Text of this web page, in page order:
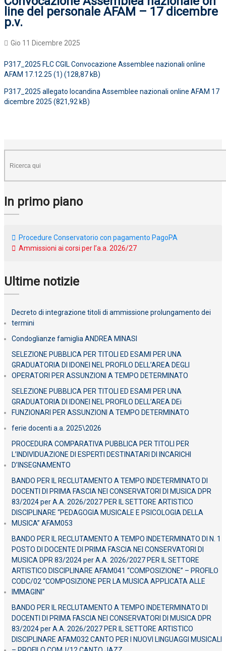
line del personale AFAM – 17 dicembre
p.v.
Gio 11 Dicembre 2025
P317_2025 FLC CGIL Convocazione Assemblee nazionali online
AFAM 17.12.25 (1)
P317_2025 allegato locandina Assemblee nazionali online AFAM 17
dicembre 2025
In primo piano
Procedure Conservatorio con pagamento PagoPA
Ammissioni ai corsi per l’a.a. 2026/27
Ultime notizie
Decreto di integrazione titoli di ammissione prolungamento dei
termini
Condoglianze famiglia ANDREA MINASI
SELEZIONE PUBBLICA PER TITOLI ED ESAMI PER UNA
GRADUATORIA DI IDONEI NEL PROFILO DELL’AREA DEGLI
OPERATORI PER ASSUNZIONI A TEMPO DETERMINATO
SELEZIONE PUBBLICA PER TITOLI ED ESAMI PER UNA
GRADUATORIA DI IDONEI NEL PROFILO DELL’AREA DEi
FUNZIONARI PER ASSUNZIONI A TEMPO DETERMINATO
ferie docenti a.a. 2025\2026
PROCEDURA COMPARATIVA PUBBLICA PER TITOLI PER
L’INDIVIDUAZIONE DI ESPERTI DESTINATARI DI INCARICHI
D’INSEGNAMENTO
BANDO PER IL RECLUTAMENTO A TEMPO INDETERMINATO DI
DOCENTI DI PRIMA FASCIA NEI CONSERVATORI DI MUSICA DPR
83/2024 per A.A. 2026/2027 PER IL SETTORE ARTISTICO
DISCIPLINARE “PEDAGOGIA MUSICALE E PSICOLOGIA DELLA
MUSICA” AFAM053
BANDO PER IL RECLUTAMENTO A TEMPO INDETERMINATO DI N. 1
POSTO DI DOCENTE DI PRIMA FASCIA NEI CONSERVATORI DI
MUSICA DPR 83/2024 per A.A. 2026/2027 PER IL SETTORE
ARTISTICO DISCIPLINARE AFAM041 “COMPOSIZIONE” – PROFILO
CODC/02 “COMPOSIZIONE PER LA MUSICA APPLICATA ALLE
IMMAGINI”
BANDO PER IL RECLUTAMENTO A TEMPO INDETERMINATO DI
DOCENTI DI PRIMA FASCIA NEI CONSERVATORI DI MUSICA DPR
83/2024 per A.A. 2026/2027 PER IL SETTORE ARTISTICO
DISCIPLINARE AFAM032 CANTO PER I NUOVI LINGUAGGI MUSICALI